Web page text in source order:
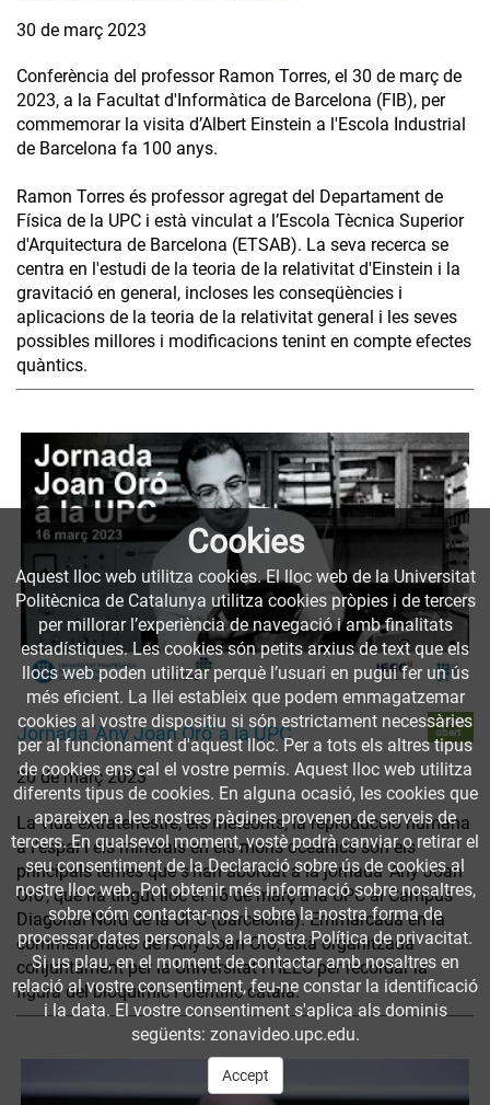
30 de març 2023
Conferència del professor Ramon Torres, el 30 de març de
2023, a la Facultat d'Informàtica de Barcelona (FIB), per
commemorar la visita d’Albert Einstein a l'Escola Industrial
de Barcelona fa 100 anys.
Ramon Torres és professor agregat del Departament de
Física de la UPC i està vinculat a l’Escola Tècnica Superior
d'Arquitectura de Barcelona (ETSAB). La seva recerca se
centra en l'estudi de la teoria de la relativitat d'Einstein i la
gravitació en general, incloses les conseqüències i
aplicacions de la teoria de la relativitat general i les seves
possibles millores i modificacions tenint en compte efectes
quàntics.
Jornada 'Any Joan Oró' a la UPC
Accés
obert
20 de març 2023
La vida extraterrestre, els meteorits, la reproducció humana
a l’espai i els minerals en els mons oceànics són els
principals temes que s’han abordat a la jornada 'Any Joan
Oró', que ha tingut lloc el 16 de març a la UPC al Campus
Diagonal Nord de la UPC (Barcelona). Emmarcada en la
commemoració de l’Any Joan Oró, està organitzada
conjuntament per la Universitat i l’IEEC per recordar la
figura del bioquímic i científic català.
Cookies
Aquest lloc web utilitza cookies. El lloc web de la Universitat
Politècnica de Catalunya utilitza cookies pròpies i de tercers
per millorar l’experiència de navegació i amb finalitats
estadístiques. Les cookies són petits arxius de text que els
llocs web poden utilitzar perquè l’usuari en pugui fer un ús
més eficient. La llei estableix que podem emmagatzemar
cookies al vostre dispositiu si són estrictament necessàries
per al funcionament d'aquest lloc. Per a tots els altres tipus
de cookies ens cal el vostre permís. Aquest lloc web utilitza
diferents tipus de cookies. En alguna ocasió, les cookies que
apareixen a les nostres pàgines provenen de serveis de
tercers. En qualsevol moment, vostè podrà canviar o retirar el
seu consentiment de la Declaració sobre ús de cookies al
nostre lloc web. Pot obtenir més informació sobre nosaltres,
sobre cóm contactar-nos i sobre la nostra forma de
processar dates personals a la nostra Política de privacitat.
Si us plau, en el moment de contactar amb nosaltres en
relació al vostre consentiment, feu-ne constar la identificació
i la data. El vostre consentiment s'aplica als dominis
següents: zonavideo.upc.edu.
Accept